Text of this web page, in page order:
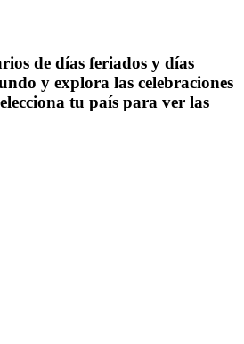
de días feriados y días
y explora las celebraciones
tu país para ver las